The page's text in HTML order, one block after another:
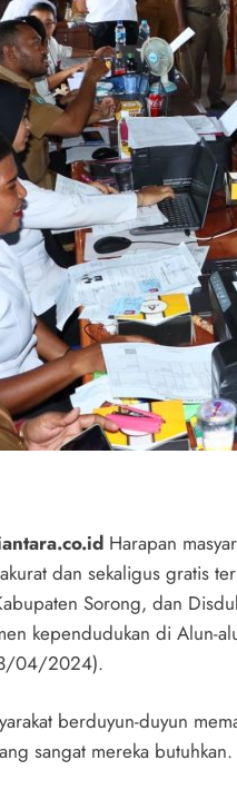
Harapan
dan sekaligus gratis
Sorong, dan
kependudukan di Alun-
04/2024).
berduyun-duyun
sangat mereka butuhkan.